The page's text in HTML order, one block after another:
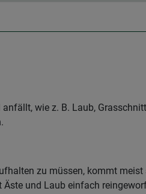
wie z. B. Laub,
zu müssen, kommt meist
und Laub einfach